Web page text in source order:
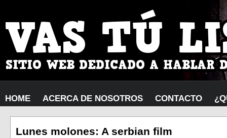
HOME ACERCA DE NOSOTROS CONTACTO
Lunes molones: A serbian film